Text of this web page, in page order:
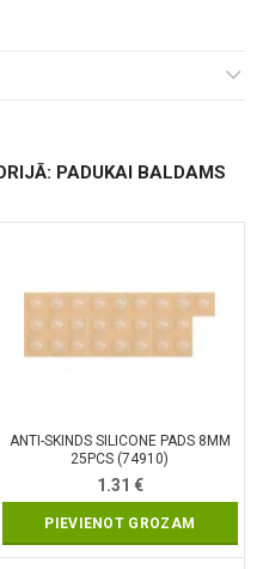
PADUKAI BALDAMS
ANTI-SKINDS SILICONE PADS 8MM
25PCS (74910)
1.31 €
PIEVIENOT GROZAM